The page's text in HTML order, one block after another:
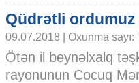
Qüdrətli
09.07.2018 | Oxunma sayı:
Ötən il beynəlxalq
rayonunun Cocuq